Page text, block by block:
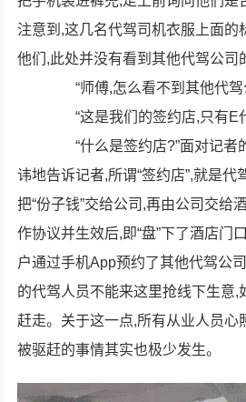
注意到,这几名代驾司机衣服上面的
他们,此处并没有看到其他代驾公司
“师傅,怎么看不到其他代驾
“这是我们的签约店,只有E
“什么是签约店?”面对记者
讳地告诉记者,所谓“签约店”,就是代
把“份子钱”交给公司,再由公司交给
作协议并生效后,即“盘”下了酒店门
户通过手机App预约了其他代驾公
的代驾人员不能来这里抢线下生意,
赶走。关于这一点,所有从业人员心
被驱赶的事情其实也极少发生。